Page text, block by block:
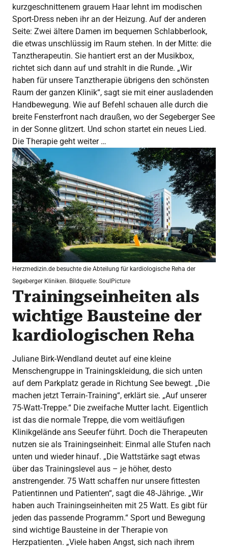
kurzgeschnittenem grauem Haar lehnt im modischen
Sport-Dress neben ihr an der Heizung. Auf der anderen
Seite: Zwei ältere Damen im bequemen Schlabberlook,
die etwas unschlüssig im Raum stehen. In der Mitte: die
Tanztherapeutin. Sie hantiert erst an der Musikbox,
richtet sich dann auf und strahlt in die Runde. „Wir
haben für unsere Tanztherapie übrigens den schönsten
Raum der ganzen Klinik“, sagt sie mit einer ausladenden
Handbewegung. Wie auf Befehl schauen alle durch die
breite Fensterfront nach draußen, wo der Segeberger See
in der Sonne glitzert. Und schon startet ein neues Lied.
Die Therapie geht weiter …
Herzmedizin.de besuchte die Abteilung für kardiologische Reha der
Segeberger Kliniken. Bildquelle: SoulPicture
Trainingseinheiten als
wichtige Bausteine der
kardiologischen Reha
Juliane Birk-Wendland deutet auf eine kleine
Menschengruppe in Trainingskleidung, die sich unten
auf dem Parkplatz gerade in Richtung See bewegt. „Die
machen jetzt Terrain-Training“, erklärt sie. „Auf unserer
75-Watt-Treppe.“ Die zweifache Mutter lacht. Eigentlich
ist das die normale Treppe, die vom weitläufigen
Klinikgelände ans Seeufer führt. Doch die Therapeuten
nutzen sie als Trainingseinheit: Einmal alle Stufen nach
unten und wieder hinauf. „Die Wattstärke sagt etwas
über das Trainingslevel aus – je höher, desto
anstrengender. 75 Watt schaffen nur unsere fittesten
Patientinnen und Patienten“, sagt die 48-Jährige. „Wir
haben auch Trainingseinheiten mit 25 Watt. Es gibt für
jeden das passende Programm.“ Sport und Bewegung
sind wichtige Bausteine in der Therapie von
Herzpatienten. „Viele haben Angst, sich nach ihrem